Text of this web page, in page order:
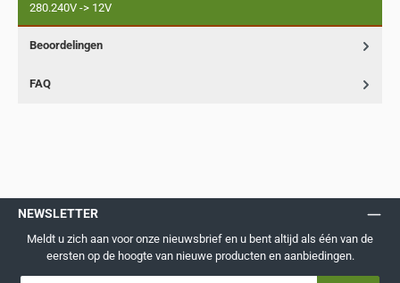
280.240V -> 12V
Beoordelingen
FAQ
NEWSLETTER
Meldt u zich aan voor onze nieuwsbrief en u bent altijd als één van de
eersten op de hoogte van nieuwe producten en aanbiedingen.